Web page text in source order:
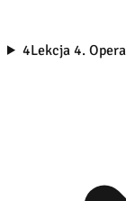
4Lekcja 4.